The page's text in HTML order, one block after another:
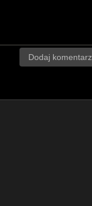
Dodaj komentarz